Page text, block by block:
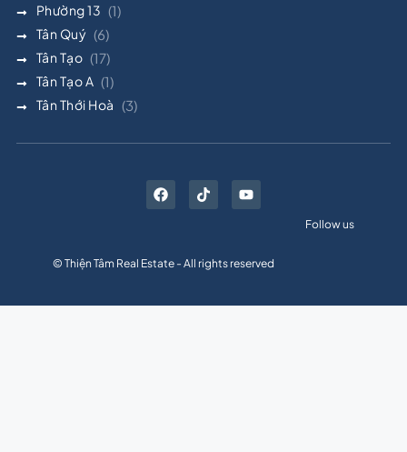
Phường 13 (1)
Tân Quý (6)
Tân Tạo (17)
Tân Tạo A (1)
Tân Thới Hoà (3)
© Thiện Tâm Real Estate - All rights reserved
Follow us